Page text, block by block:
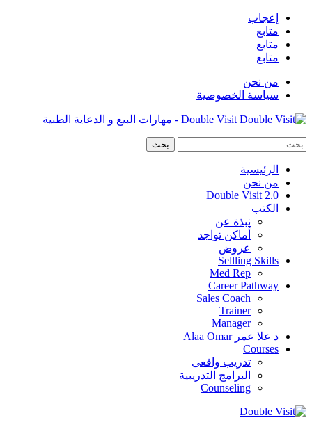
إعجاب
متابع
متابع
متابع
من نحن
سياسة الخصوصية
Double Visit - مهارات البيع و الدعاية الطبية
الرئيسية
من نحن
Double Visit 2.0
الكتب
نبذة عن
أماكن تواجد
عروض
Sellling Skills
Med Rep
Career Pathway
Sales Coach
Trainer
Manager
د علا عمر Alaa Omar
Courses
تدريب واقعى
البرامج التدريبية
Counseling